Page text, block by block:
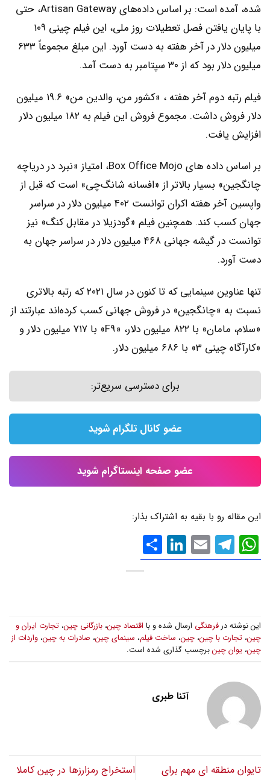
شده، آمده است: بر اساس داده‌های Artisan Gateway، حتی
با پایان یافتن فصل تعطیلات روز ملی، این فیلم چینی ۱۰۹
میلیون دلار در آخر هفته به دست آورد. این مبلغ مجموعاً ۶۳۳
میلیون دلار بود که از ۳۰ سپتامبر به دست آمد.
فیلم رتبه دوم آخر هفته ، «کشور من، والدین من» ۱۹.۶ میلیون
دلار فروش داشت. مجموع فروش این فیلم به ۱۸۲ میلیون دلار
افزایش یافت.
بر اساس داده های Box Office Mojo، امتیاز «نبرد در دریاچه
چانگجین» بسیار بالاتر از «افسانه شانگ‌چی» است که قبل از
واپسین آخر هفته اکران توانست ۴۰۲ میلیون دلار در سراسر
جهان کسب کند. همچنین فیلم «گودزیلا در مقابل کنگ» نیز
توانست در گیشه جهانی ۴۶۸ میلیون دلار در سراسر جهان به
دست آورد.
تنها عناوین سینمایی که تا کنون در سال ۲۰۲۱ که رتبه بالاتری
نسبت به «چانگجین» در فروش جهانی کسب کرده‌اند عبارتند از
«سلام، مامان» با ۸۲۲ میلیون دلار، «F9» با ۷۱۷ میلیون دلار و
«کارآگاه چینی ۳» با ۶۸۶ میلیون دلار.
برای دسترسی سریع‌تر:
عضو کانال تلگرام شوید
عضو صفحه اینستاگرام شوید
این مقاله رو با بقیه به اشتراک بذار:
WhatsApp
Telegram
Email
LinkedIn
گذاری
این نوشته درفرهنگی ارسال شده و با اقتصاد چین، بازرگانی چین، تجارت ایران و
چین، تجارت با چین، چین، ساخت فیلم، سینمای چین، صادرات به چین، واردات از
چین، یوان چین برچسب گذاری شده است.
آتنا طبری
تایوان منطقه ای مهم برای
استخراج رمزارزها در چین کاملا